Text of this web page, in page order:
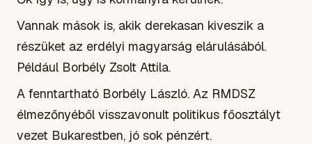
Vannak mások is, akik derekasan kiveszik a
részüket az erdélyi magyarság elárulásából.
Például Borbély Zsolt Attila.
A fenntartható Borbély László. Az RMDSZ
élmezőnyéből visszavonult politikus főosztályt
vezet Bukarestben, jó sok pénzért.